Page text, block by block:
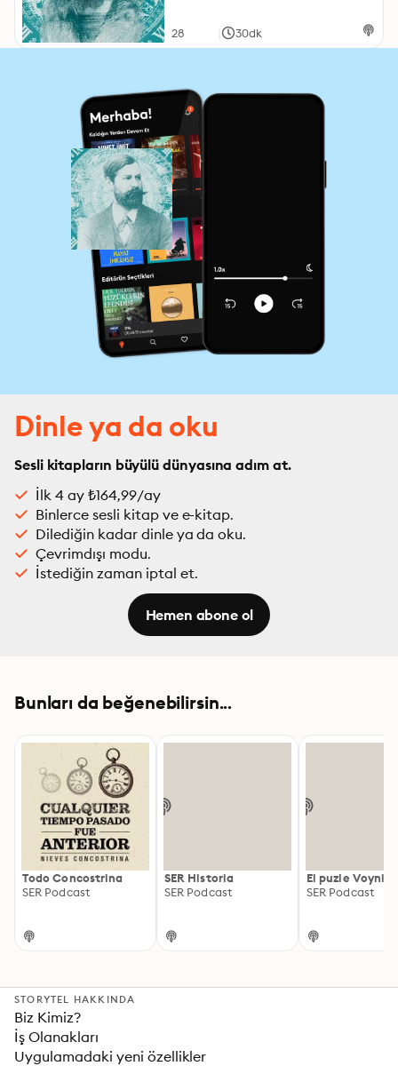
28 30dk
Dinle ya da oku
Sesli kitapların büyülü dünyasına adım at.
İlk 4 ay ₺164,99/ay
Binlerce sesli kitap ve e-kitap.
Dilediğin kadar dinle ya da oku.
Çevrimdışı modu.
İstediğin zaman iptal et.
Hemen abone ol
Bunları da beğenebilirsin...
Todo Concostrina
SER Podcast
SER Historia
SER Podcast
El puzle Voynich
SER Podcast
STORYTEL HAKKINDA
Biz Kimiz?
İş Olanakları
Uygulamadaki yeni özellikler